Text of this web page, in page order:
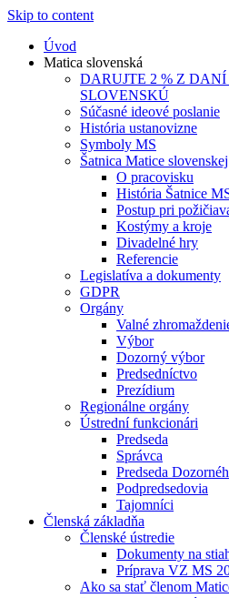
Skip to content
Úvod
Matica slovenská
DARUJTE 2 % Z
SLOVENSKÚ
Súčasné ideové poslanie
História ustanovizne
Symboly MS
Šatnica Matice slovenskej
O pracovisku
História Šatnice
Postup pri
Kostýmy a kroje
Divadelné hry
Referencie
Legislatíva a dokumenty
GDPR
Orgány
Valné
Výbor
Dozorný výbor
Predsedníctvo
Prezídium
Regionálne orgány
Ústrední funkcionári
Predseda
Správca
Predseda
Podpredsedovia
Tajomníci
Členská základňa
Členské ústredie
Dokumenty na
Príprava VZ MS
Ako sa stať členom